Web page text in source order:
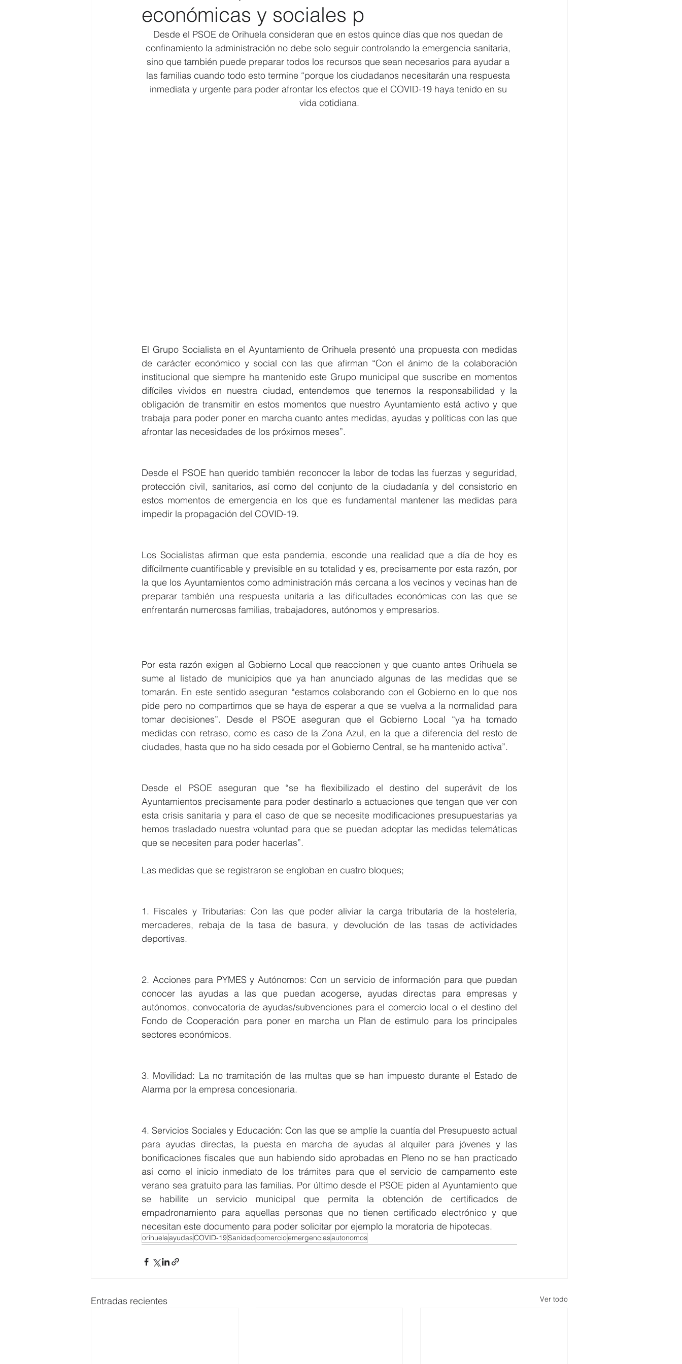
Medio Ambiente Elecciones 2019 Recursos Humanos Contratación Comercio
Costa y Playas
económicas y sociales p
Desde el PSOE de Orihuela consideran que en estos quince días que nos quedan de
confinamiento la administración no debe solo seguir controlando la emergencia sanitaria,
sino que también puede preparar todos los recursos que sean necesarios para ayudar a
las familias cuando todo esto termine “porque los ciudadanos necesitarán una respuesta
inmediata y urgente para poder afrontar los efectos que el COVID-19 haya tenido en su
vida cotidiana.
El Grupo Socialista en el Ayuntamiento de Orihuela presentó una propuesta con medidas
de carácter económico y social con las que afirman “Con el ánimo de la colaboración
institucional que siempre ha mantenido este Grupo municipal que suscribe en momentos
difíciles vividos en nuestra ciudad, entendemos que tenemos la responsabilidad y la
obligación de transmitir en estos momentos que nuestro Ayuntamiento está activo y que
trabaja para poder poner en marcha cuanto antes medidas, ayudas y políticas con las que
afrontar las necesidades de los próximos meses”.
Desde el PSOE han querido también reconocer la labor de todas las fuerzas y seguridad,
protección civil, sanitarios, así como del conjunto de la ciudadanía y del consistorio en
estos momentos de emergencia en los que es fundamental mantener las medidas para
impedir la propagación del COVID-19.
Los Socialistas afirman que esta pandemia, esconde una realidad que a día de hoy es
difícilmente cuantificable y previsible en su totalidad y es, precisamente por esta razón, por
la que los Ayuntamientos como administración más cercana a los vecinos y vecinas han de
preparar también una respuesta unitaria a las dificultades económicas con las que se
enfrentarán numerosas familias, trabajadores, autónomos y empresarios.
Por esta razón exigen al Gobierno Local que reaccionen y que cuanto antes Orihuela se
sume al listado de municipios que ya han anunciado algunas de las medidas que se
tomarán. En este sentido aseguran “estamos colaborando con el Gobierno en lo que nos
pide pero no compartimos que se haya de esperar a que se vuelva a la normalidad para
tomar decisiones”. Desde el PSOE aseguran que el Gobierno Local “ya ha tomado
medidas con retraso, como es caso de la Zona Azul, en la que a diferencia del resto de
ciudades, hasta que no ha sido cesada por el Gobierno Central, se ha mantenido activa”.
Desde el PSOE aseguran que “se ha flexibilizado el destino del superávit de los
Ayuntamientos precisamente para poder destinarlo a actuaciones que tengan que ver con
esta crisis sanitaria y para el caso de que se necesite modificaciones presupuestarias ya
hemos trasladado nuestra voluntad para que se puedan adoptar las medidas telemáticas
que se necesiten para poder hacerlas”.
Las medidas que se registraron se engloban en cuatro bloques;
1. Fiscales y Tributarias: Con las que poder aliviar la carga tributaria de la hostelería,
mercaderes, rebaja de la tasa de basura, y devolución de las tasas de actividades
deportivas.
2. Acciones para PYMES y Autónomos: Con un servicio de información para que puedan
conocer las ayudas a las que puedan acogerse, ayudas directas para empresas y
autónomos, convocatoria de ayudas/subvenciones para el comercio local o el destino del
Fondo de Cooperación para poner en marcha un Plan de estimulo para los principales
sectores económicos.
3. Movilidad: La no tramitación de las multas que se han impuesto durante el Estado de
Alarma por la empresa concesionaria.
4. Servicios Sociales y Educación: Con las que se amplíe la cuantía del Presupuesto actual
para ayudas directas, la puesta en marcha de ayudas al alquiler para jóvenes y las
bonificaciones fiscales que aun habiendo sido aprobadas en Pleno no se han practicado
así como el inicio inmediato de los trámites para que el servicio de campamento este
verano sea gratuito para las familias. Por último desde el PSOE piden al Ayuntamiento que
se habilite un servicio municipal que permita la obtención de certificados de
empadronamiento para aquellas personas que no tienen certificado electrónico y que
necesitan este documento para poder solicitar por ejemplo la moratoria de hipotecas.
orihuelaayudasCOVID-19Sanidadcomercioemergenciasautonomos
Entradas recientes Ver todo